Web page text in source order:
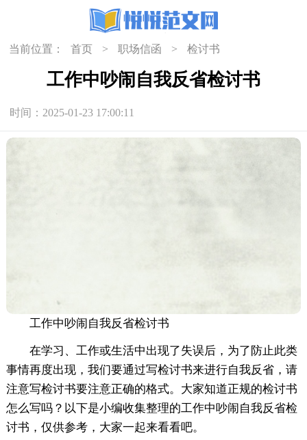
当前位置： 首页 > 职场信函 > 检讨书
工作中吵闹自我反省检讨书
时间：2025-01-23 17:00:11
工作中吵闹自我反省检讨书
在学习、工作或生活中出现了失误后，为了防止此类
事情再度出现，我们要通过写检讨书来进行自我反省，请
注意写检讨书要注意正确的格式。大家知道正规的检讨书
怎么写吗？以下是小编收集整理的工作中吵闹自我反省检
讨书，仅供参考，大家一起来看看吧。